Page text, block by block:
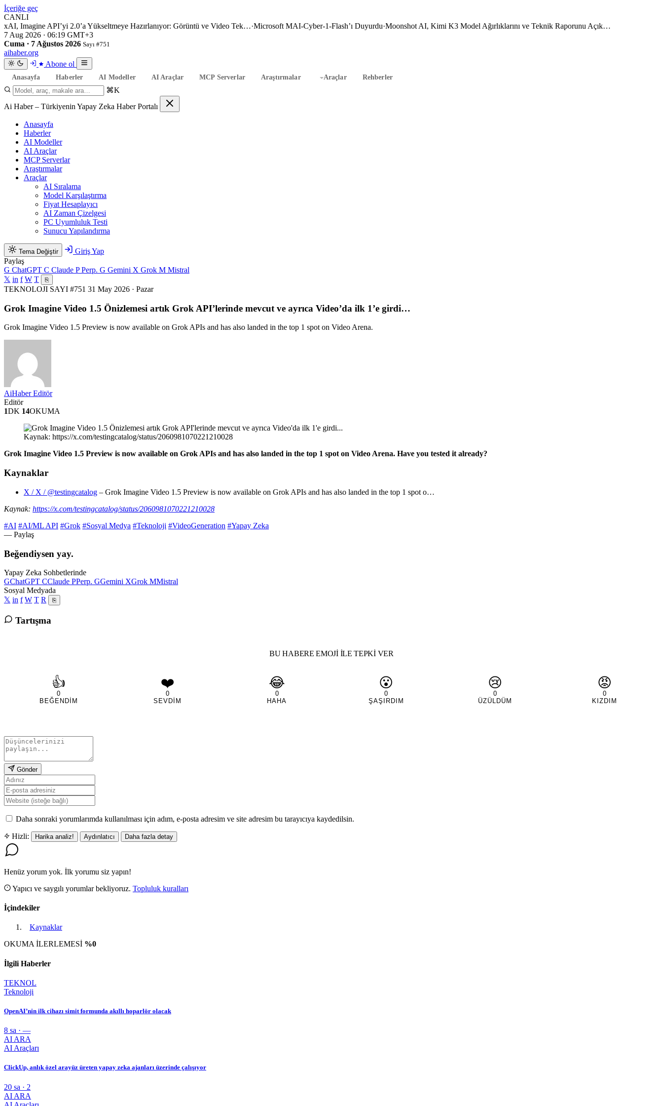
İçeriğe geç
CANLI
xAI, Imagine API’yi 2.0’a Yükseltmeye Hazırlanıyor: Görüntü ve Video Tek…·Microsoft MAI-Cyber-1-Flash’ı Duyurdu·Moonshot AI, Kimi K3 Model Ağırlıklarını ve Teknik Raporunu Açık…
7 Aug 2026 · 06:19 GMT+3
Cuma · 7 Ağustos 2026 Sayı #751
aihaber.org
Abone ol
Anasayfa Haberler AI Modeller AI Araçlar MCP Serverlar Araştırmalar Araçlar Rehberler
⌘K
Ai Haber – Türkiyenin Yapay Zeka Haber Portalı
Anasayfa
Haberler
AI Modeller
AI Araçlar
MCP Serverlar
Araştırmalar
Araçlar
AI Sıralama
Model Karşılaştırma
Fiyat Hesaplayıcı
AI Zaman Çizelgesi
PC Uyumluluk Testi
Sunucu Yapılandırma
Tema Değiştir
Giriş Yap
Paylaş
G ChatGPT C Claude P Perp. G Gemini X Grok M Mistral
𝕏 in f W T ⎘
TEKNOLOJI SAYI #751 31 May 2026 · Pazar
Grok Imagine Video 1.5 Önizlemesi artık Grok API’lerinde mevcut ve ayrıca Video’da ilk 1’e girdi…
Grok Imagine Video 1.5 Preview is now available on Grok APIs and has also landed in the top 1 spot on Video Arena.
AiHaber Editör
Editör
1DK 14OKUMA
Kaynak: https://x.com/testingcatalog/status/2060981070221210028
Grok Imagine Video 1.5 Preview is now available on Grok APIs and has also landed in the top 1 spot on Video Arena. Have you tested it already?
Kaynaklar
X / X / @testingcatalog – Grok Imagine Video 1.5 Preview is now available on Grok APIs and has also landed in the top 1 spot o…
Kaynak: https://x.com/testingcatalog/status/2060981070221210028
#AI #AI/ML API #Grok #Sosyal Medya #Teknoloji #VideoGeneration #Yapay Zeka
— Paylaş
Beğendiysen yay.
Yapay Zeka Sohbetlerinde
GChatGPT CClaude PPerp. GGemini XGrok MMistral
Sosyal Medyada
𝕏 in f W T R ⎘
Tartışma
BU HABERE EMOJI ILE TEPKI VER
👍
0
BEĞENDIM
❤️
0
SEVDIM
😂
0
HAHA
😮
0
ŞAŞIRDIM
😢
0
ÜZÜLDÜM
😡
0
KIZDIM
Gönder
Daha sonraki yorumlarımda kullanılması için adım, e-posta adresim ve site adresim bu tarayıcıya kaydedilsin.
Hizli: Harika analiz! Aydınlatıcı Daha fazla detay
Henüz yorum yok. İlk yorumu siz yapın!
Yapıcı ve saygılı yorumlar bekliyoruz. Topluluk kuralları
İçindekiler
Kaynaklar
OKUMA İLERLEMESİ %0
İlgili Haberler
TEKNOL
Teknoloji
OpenAI’nin ilk cihazı simit formunda akıllı hoparlör olacak
8 sa · —
AI ARA
AI Araçları
ClickUp, anlık özel arayüz üreten yapay zeka ajanları üzerinde çalışıyor
20 sa · 2
AI ARA